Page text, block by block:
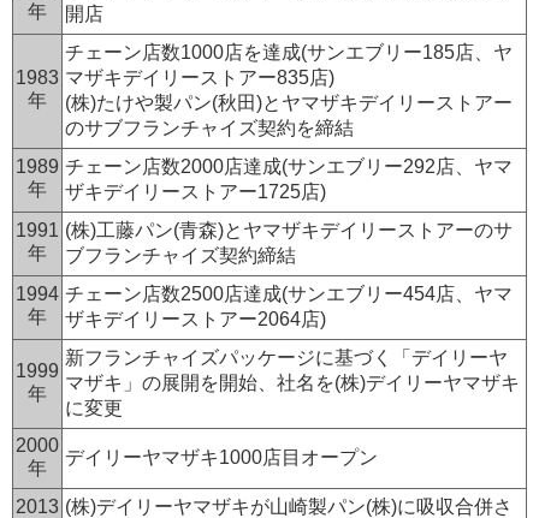
年
開店
1983
年
チェーン店数1000店を達成(サンエブリー185店、ヤ
マザキデイリーストアー835店)
(株)たけや製パン(秋田)とヤマザキデイリーストアー
のサブフランチャイズ契約を締結
1989
年
チェーン店数2000店達成(サンエブリー292店、ヤマ
ザキデイリーストアー1725店)
1991
年
(株)工藤パン(青森)とヤマザキデイリーストアーのサ
ブフランチャイズ契約締結
1994
年
チェーン店数2500店達成(サンエブリー454店、ヤマ
ザキデイリーストアー2064店)
1999
年
新フランチャイズパッケージに基づく「デイリーヤ
マザキ」の展開を開始、社名を(株)デイリーヤマザキ
に変更
2000
年
デイリーヤマザキ1000店目オープン
2013 (株)デイリーヤマザキが山崎製パン(株)に吸収合併さ